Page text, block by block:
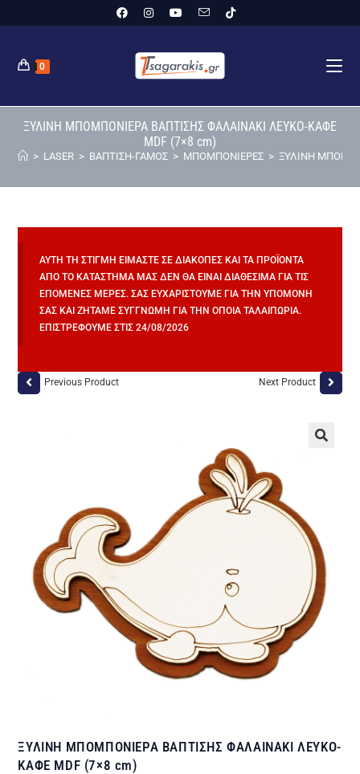
0
ΞΥΛΙΝΗ ΜΠΟΜΠΟΝΙΕΡΑ ΒΑΠΤΙΣΗΣ ΦΑΛΑΙΝΑΚΙ ΛΕΥΚΟ-ΚΑΦΕ
MDF (7×8 cm)
> LASER > ΒΑΠΤΙΣΗ-ΓΑΜΟΣ > ΜΠΟΜΠΟΝΙΕΡΕΣ > ΞΥΛΙΝΗ
ΑΥΤΉ ΤΗ ΣΤΙΓΜΉ ΕΊΜΑΣΤΕ ΣΕ ΔΙΑΚΟΠΈΣ ΚΑΙ ΤΑ ΠΡΟΪΌΝΤΑ
ΑΠΌ ΤΟ ΚΑΤΆΣΤΗΜΆ ΜΑΣ ΔΕΝ ΘΑ ΕΊΝΑΙ ΔΙΑΘΈΣΙΜΑ ΓΙΑ ΤΙΣ
ΕΠΌΜΕΝΕΣ ΜΈΡΕΣ. ΣΑΣ ΕΥΧΑΡΙΣΤΟΎΜΕ ΓΙΑ ΤΗΝ ΥΠΟΜΟΝΉ
ΣΑΣ ΚΑΙ ΖΗΤΆΜΕ ΣΥΓΓΝΏΜΗ ΓΙΑ ΤΗΝ ΌΠΟΙΑ ΤΑΛΑΙΠΩΡΊΑ.
ΕΠΙΣΤΡΈΦΟΥΜΕ ΣΤΙΣ 24/08/2026
Previous Product Next Product
ΞΥΛΙΝΗ ΜΠΟΜΠΟΝΙΕΡΑ ΒΑΠΤΙΣΗΣ ΦΑΛΑΙΝΑΚΙ ΛΕΥΚΟ-
ΚΑΦΕ MDF (7×8 cm)